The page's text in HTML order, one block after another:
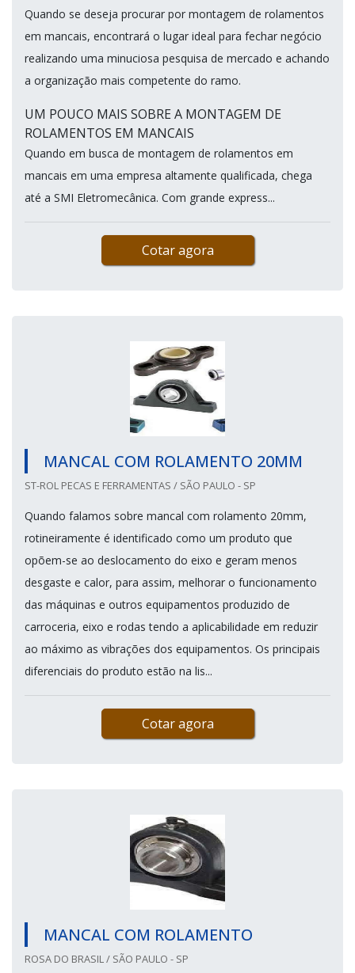
Quando se deseja procurar por montagem de rolamentos
em mancais, encontrará o lugar ideal para fechar negócio
realizando uma minuciosa pesquisa de mercado e achando
a organização mais competente do ramo.
UM POUCO MAIS SOBRE A MONTAGEM DE
ROLAMENTOS EM MANCAIS
Quando em busca de montagem de rolamentos em
mancais em uma empresa altamente qualificada, chega
até a SMI Eletromecânica. Com grande express...
Cotar agora
MANCAL COM ROLAMENTO 20MM
ST-ROL PECAS E FERRAMENTAS / SÃO PAULO - SP
Quando falamos sobre mancal com rolamento 20mm,
rotineiramente é identificado como um produto que
opõem-se ao deslocamento do eixo e geram menos
desgaste e calor, para assim, melhorar o funcionamento
das máquinas e outros equipamentos produzido de
carroceria, eixo e rodas tendo a aplicabilidade em reduzir
ao máximo as vibrações dos equipamentos. Os principais
diferenciais do produto estão na lis...
Cotar agora
MANCAL COM ROLAMENTO
ROSA DO BRASIL / SÃO PAULO - SP